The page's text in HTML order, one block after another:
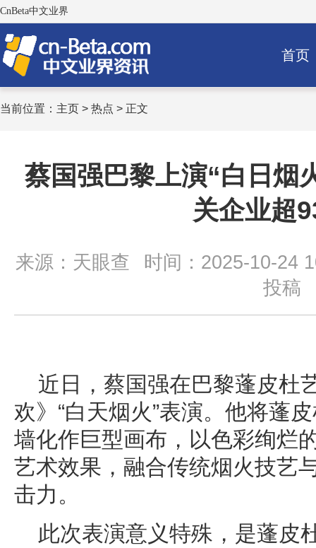
CnBeta中文业界
首页
当前位置： 主页 > 热点 > 正文
蔡国强巴黎上演“白日烟
关企业超
来源：天眼查
时间：2025-10-24
投稿
近日，蔡国强在巴黎蓬皮杜
欢》“白天烟火”表演。他将蓬
墙化作巨型画布，以色彩绚烂
艺术效果，融合传统烟火技艺
击力。
此次表演意义特殊，是蓬皮